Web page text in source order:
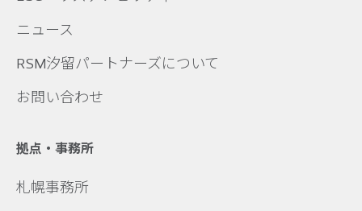
ニュース
RSM汐留パートナーズについて
お問い合わせ
拠点・事務所
札幌事務所